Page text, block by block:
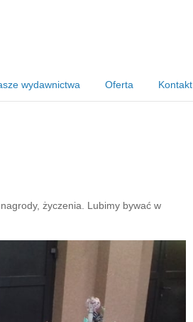
wydawnictwa Oferta Kontakt
życzenia. Lubimy bywać w